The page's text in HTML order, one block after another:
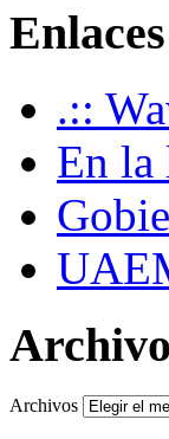
Enlaces
.::
En la
Archivos